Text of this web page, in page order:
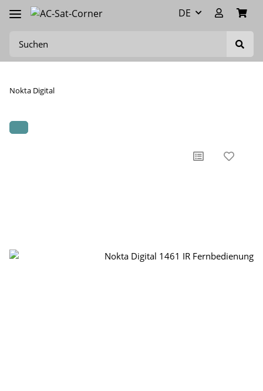
DE
Nokta Digital